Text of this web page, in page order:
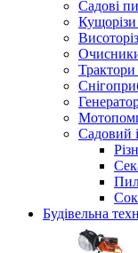
Садові
Трактори
Садовий
Будівельна